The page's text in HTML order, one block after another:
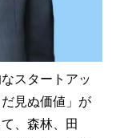
スタートアッ
見ぬ価値」が
、森林、田